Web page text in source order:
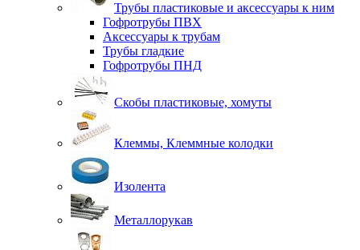
Трубы пластиковые и аксессуары к ним
Гофротрубы ПВХ
Аксессуары к трубам
Трубы гладкие
Гофротрубы ПНД
Скобы пластиковые, хомуты
Клеммы, Клеммные колодки
Изолента
Металлорукав